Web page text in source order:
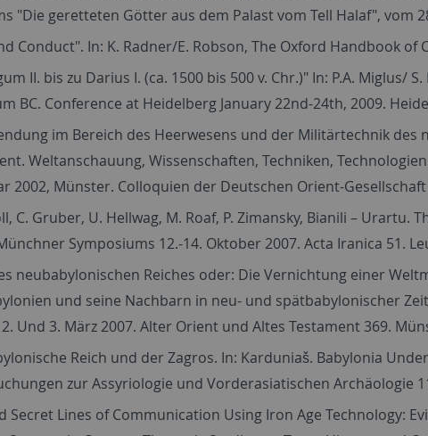
"Die geretteten Götter aus dem Palast vom Tell Halaf", vom
Conduct". In: K. Radner/E. Robson, The Oxford Handbook of
II. bis zu Darius I. (ca. 1500 bis 500 v. Chr.)" In: P.A. Miglus/
BC. Conference at Heidelberg January 22nd-24th, 2009.
im Bereich des Heerwesens und der Militärtechnik des
Weltanschauung, Wissenschaften, Techniken,
2002, Münster. Colloquien der Deutschen Orient-
C. Gruber, U. Hellwag, M. Roaf, P. Zimansky, Bianili –
Symposiums 12.-14. Oktober 2007. Acta Iranica 51.
neubabylonischen Reiches oder: Die Vernichtung einer
und seine Nachbarn in neu- und spätbabylonischer
Und 3. März 2007. Alter Orient und Altes Testament 369.
Reich und der Zagros. In: Karduniaš. Babylonia
zur Assyriologie und Vorderasiatischen Archäologie
Secret Lines of Communication Using Iron Age Technology: